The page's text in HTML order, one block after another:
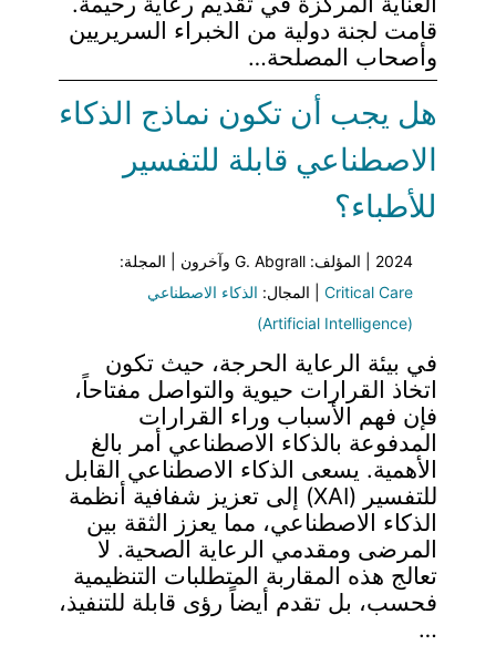
قامت لجنة دولية من الخبراء السريريين
وأصحاب المصلحة…
هل يجب أن تكون نماذج الذكاء
الاصطناعي قابلة للتفسير
للأطباء؟
2024 | المؤلف: G. Abgrall وآخرون | المجلة:
Critical Care | المجال: الذكاء الاصطناعي
(Artificial Intelligence)
في بيئة الرعاية الحرجة، حيث تكون
اتخاذ القرارات حيوية والتواصل مفتاحاً،
فإن فهم الأسباب وراء القرارات
المدفوعة بالذكاء الاصطناعي أمر بالغ
الأهمية. يسعى الذكاء الاصطناعي القابل
للتفسير (XAI) إلى تعزيز شفافية أنظمة
الذكاء الاصطناعي، مما يعزز الثقة بين
المرضى ومقدمي الرعاية الصحية. لا
تعالج هذه المقاربة المتطلبات التنظيمية
فحسب، بل تقدم أيضاً رؤى قابلة للتنفيذ،
…